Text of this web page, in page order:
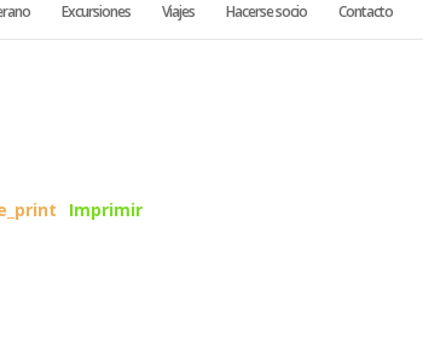
Excursiones Viajes Hacerse socio Contacto
Imprimir